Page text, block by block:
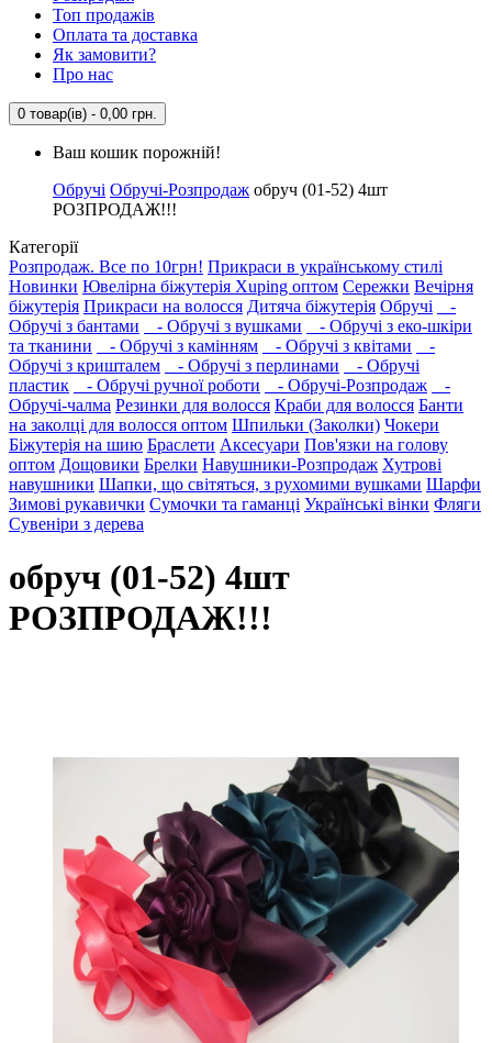
Топ продажів
Оплата та доставка
Як замовити?
Про нас
0 товар(ів) - 0,00 грн.
Ваш кошик порожній!
Обручі Обручі-Розпродаж обруч (01-52) 4шт
РОЗПРОДАЖ!!!
Категорії
Розпродаж. Все по 10грн! Прикраси в українському стилі
Новинки Ювелірна біжутерія Xuping оптом Сережки Вечірня
біжутерія Прикраси на волосся Дитяча біжутерія Обручі
-
Обручі з бантами
- Обручі з вушками
- Обручі з еко-шкіри
та тканини
- Обручі з камінням - Обручі з квітами
-
Обручі з кришталем
- Обручі з перлинами
- Обручі
пластик
- Обручі ручної роботи - Обручі-Розпродаж
-
Обручі-чалма Резинки для волосся Краби для волосся Банти
на заколці для волосся оптом Шпильки (Заколки) Чокери
Біжутерія на шию Браслети Аксесуари Пов'язки на голову
оптом Дощовики Брелки Навушники-Розпродаж Хутрові
навушники Шапки, що світяться, з рухомими вушками Шарфи
Зимові рукавички Сумочки та гаманці Українські вінки Фляги
Сувеніри з дерева
обруч (01-52) 4шт
РОЗПРОДАЖ!!!